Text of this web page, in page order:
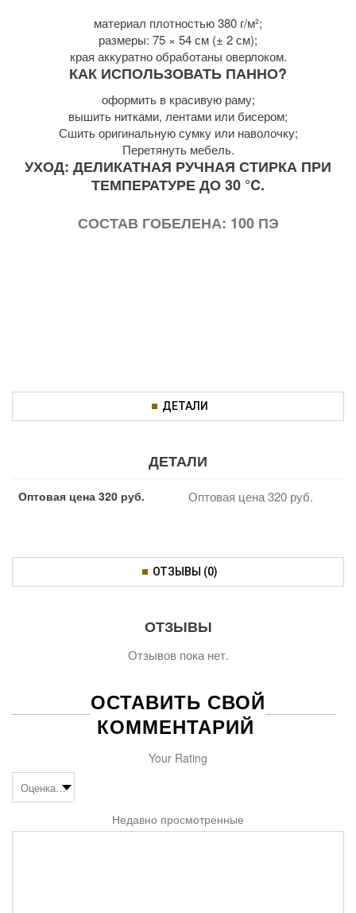
материал плотностью 380 г/м²;
размеры: 75 × 54 см (± 2 см);
края аккуратно обработаны оверлоком.
КАК ИСПОЛЬЗОВАТЬ ПАННО?
оформить в красивую раму;
вышить нитками, лентами или бисером;
Сшить оригинальную сумку или наволочку;
Перетянуть мебель.
УХОД: ДЕЛИКАТНАЯ РУЧНАЯ СТИРКА ПРИ
ТЕМПЕРАТУРЕ ДО 30 °C.
СОСТАВ ГОБЕЛЕНА: 100 ПЭ
ДЕТАЛИ
ДЕТАЛИ
Оптовая цена 320 руб. Оптовая цена 320 руб.
ОТЗЫВЫ (0)
ОТЗЫВЫ
Отзывов пока нет.
ОСТАВИТЬ СВОЙ
КОММЕНТАРИЙ
Your Rating
Недавно просмотренные